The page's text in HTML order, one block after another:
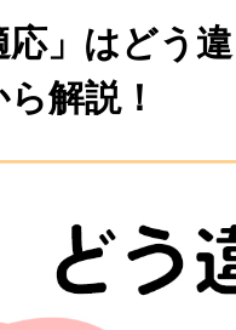
応」はどう
解説！